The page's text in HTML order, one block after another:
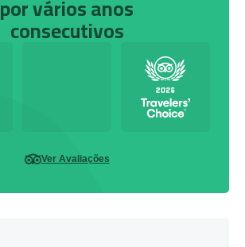
por vários anos
consecutivos
Ver Avaliações